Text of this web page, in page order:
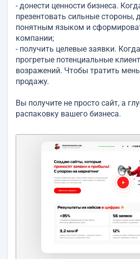
- донести ценности бизнеса.
презентовать сильные стороны,
понятным языком и
компании;
- получить целевые заявки.
прогретые потенциальные
возражений. Чтобы тратить
продажу.
Вы получите не просто сайт, а
распаковку вашего бизнеса.